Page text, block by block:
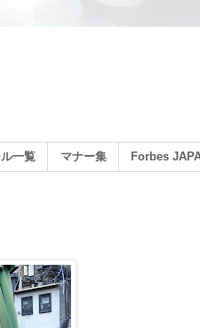
一覧 マナー集 Forbes